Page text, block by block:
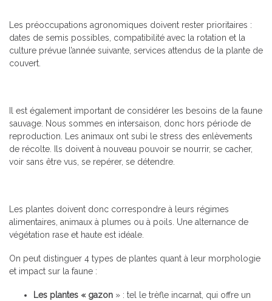
Les préoccupations agronomiques doivent rester prioritaires :
dates de semis possibles, compatibilité avec la rotation et la
culture prévue l’année suivante, services attendus de la plante de
couvert.
Il est également important de considérer les besoins de la faune
sauvage. Nous sommes en intersaison, donc hors période de
reproduction. Les animaux ont subi le stress des enlèvements
de récolte. Ils doivent à nouveau pouvoir se nourrir, se cacher,
voir sans être vus, se repérer, se détendre.
Les plantes doivent donc correspondre à leurs régimes
alimentaires, animaux à plumes ou à poils. Une alternance de
végétation rase et haute est idéale.
On peut distinguer 4 types de plantes quant à leur morphologie
et impact sur la faune :
Les plantes « gazon » : tel le trèfle incarnat, qui offre un